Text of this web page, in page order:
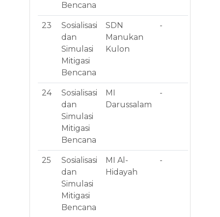
Bencana
23
Sosialisasi
dan
Simulasi
Mitigasi
Bencana
SDN
Manukan
Kulon
-
24
Sosialisasi
dan
Simulasi
Mitigasi
Bencana
MI
Darussalam
-
25
Sosialisasi
dan
Simulasi
Mitigasi
Bencana
MI Al-
Hidayah
-